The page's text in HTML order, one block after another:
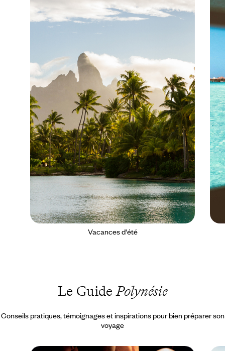
Vacances d'été
Le GuidePolynésie
Conseils pratiques, témoignages et inspirations pour bien préparer son
voyage